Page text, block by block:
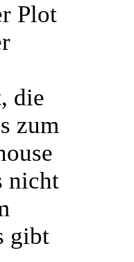
Plot
die
zum
nicht
gibt